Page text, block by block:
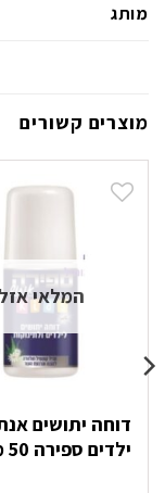
מותג
מוצרים קשורים
המלאי אזל
דוחה יתושים
ילדים ספירה 50 מ"ל